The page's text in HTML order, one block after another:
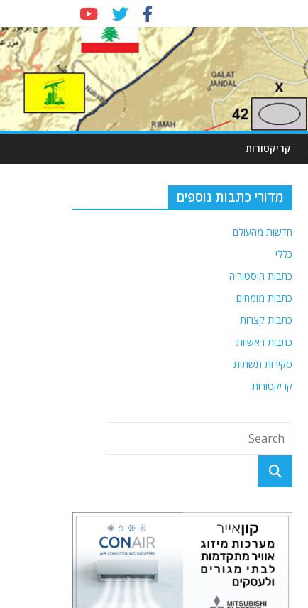
קריקטורות
מדורי כתבות נוספים
חדשות מהעולם
כללי
כתבות היסטוריה
כתבות מומחים
כתבות קצרות
כתבות ראשיות
סקירות תשתית
קריקטורות